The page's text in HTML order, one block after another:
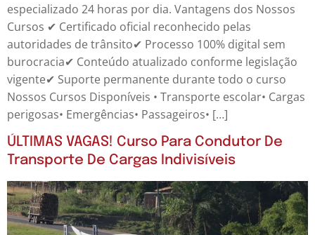
especializado 24 horas por dia. Vantagens dos Nossos
Cursos ✔ Certificado oficial reconhecido pelas
autoridades de trânsito✔ Processo 100% digital sem
burocracia✔ Conteúdo atualizado conforme legislação
vigente✔ Suporte permanente durante todo o curso
Nossos Cursos Disponíveis • Transporte escolar• Cargas
perigosas• Emergências• Passageiros• […]
ÚLTIMAS VAGAS! Curso Para Condutor De
Transporte De Cargas Indivisíveis